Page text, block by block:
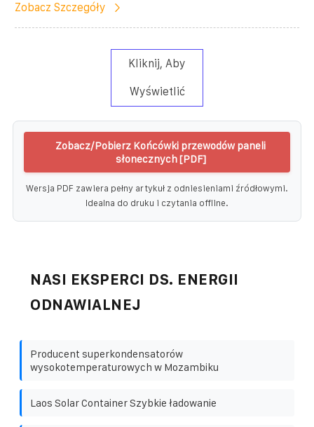
Zobacz Szczegóły
Kliknij, Aby
Wyświetlić
Zobacz/Pobierz Końcówki przewodów paneli
słonecznych [PDF]
Wersja PDF zawiera pełny artykuł z odniesieniami źródłowymi.
Idealna do druku i czytania offline.
NASI EKSPERCI DS. ENERGII
ODNAWIALNEJ
Producent superkondensatorów
wysokotemperaturowych w Mozambiku
Laos Solar Container Szybkie ładowanie